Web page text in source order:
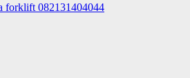
forklift 082131404044